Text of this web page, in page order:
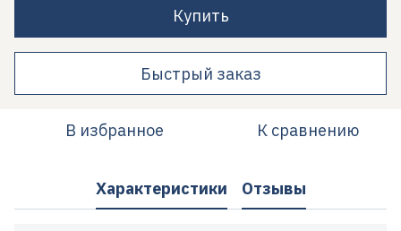
Купить
Быстрый заказ
В избранное К сравнению
Характеристики Отзывы